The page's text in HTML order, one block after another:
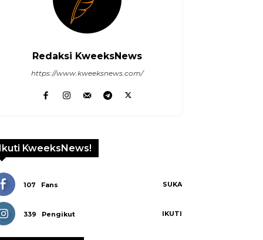
Redaksi KweeksNews
https://www.kweeksnews.com/
Ikuti KweeksNews!
107 Fans SUKA
339 Pengikut IKUTI